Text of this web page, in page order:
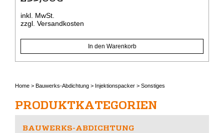
inkl. MwSt.
zzgl. Versandkosten
In den Warenkorb
Home > Bauwerks-Abdichtung > Injektionspacker > Sonstiges
PRODUKTKATEGORIEN
BAUWERKS-ABDICHTUNG